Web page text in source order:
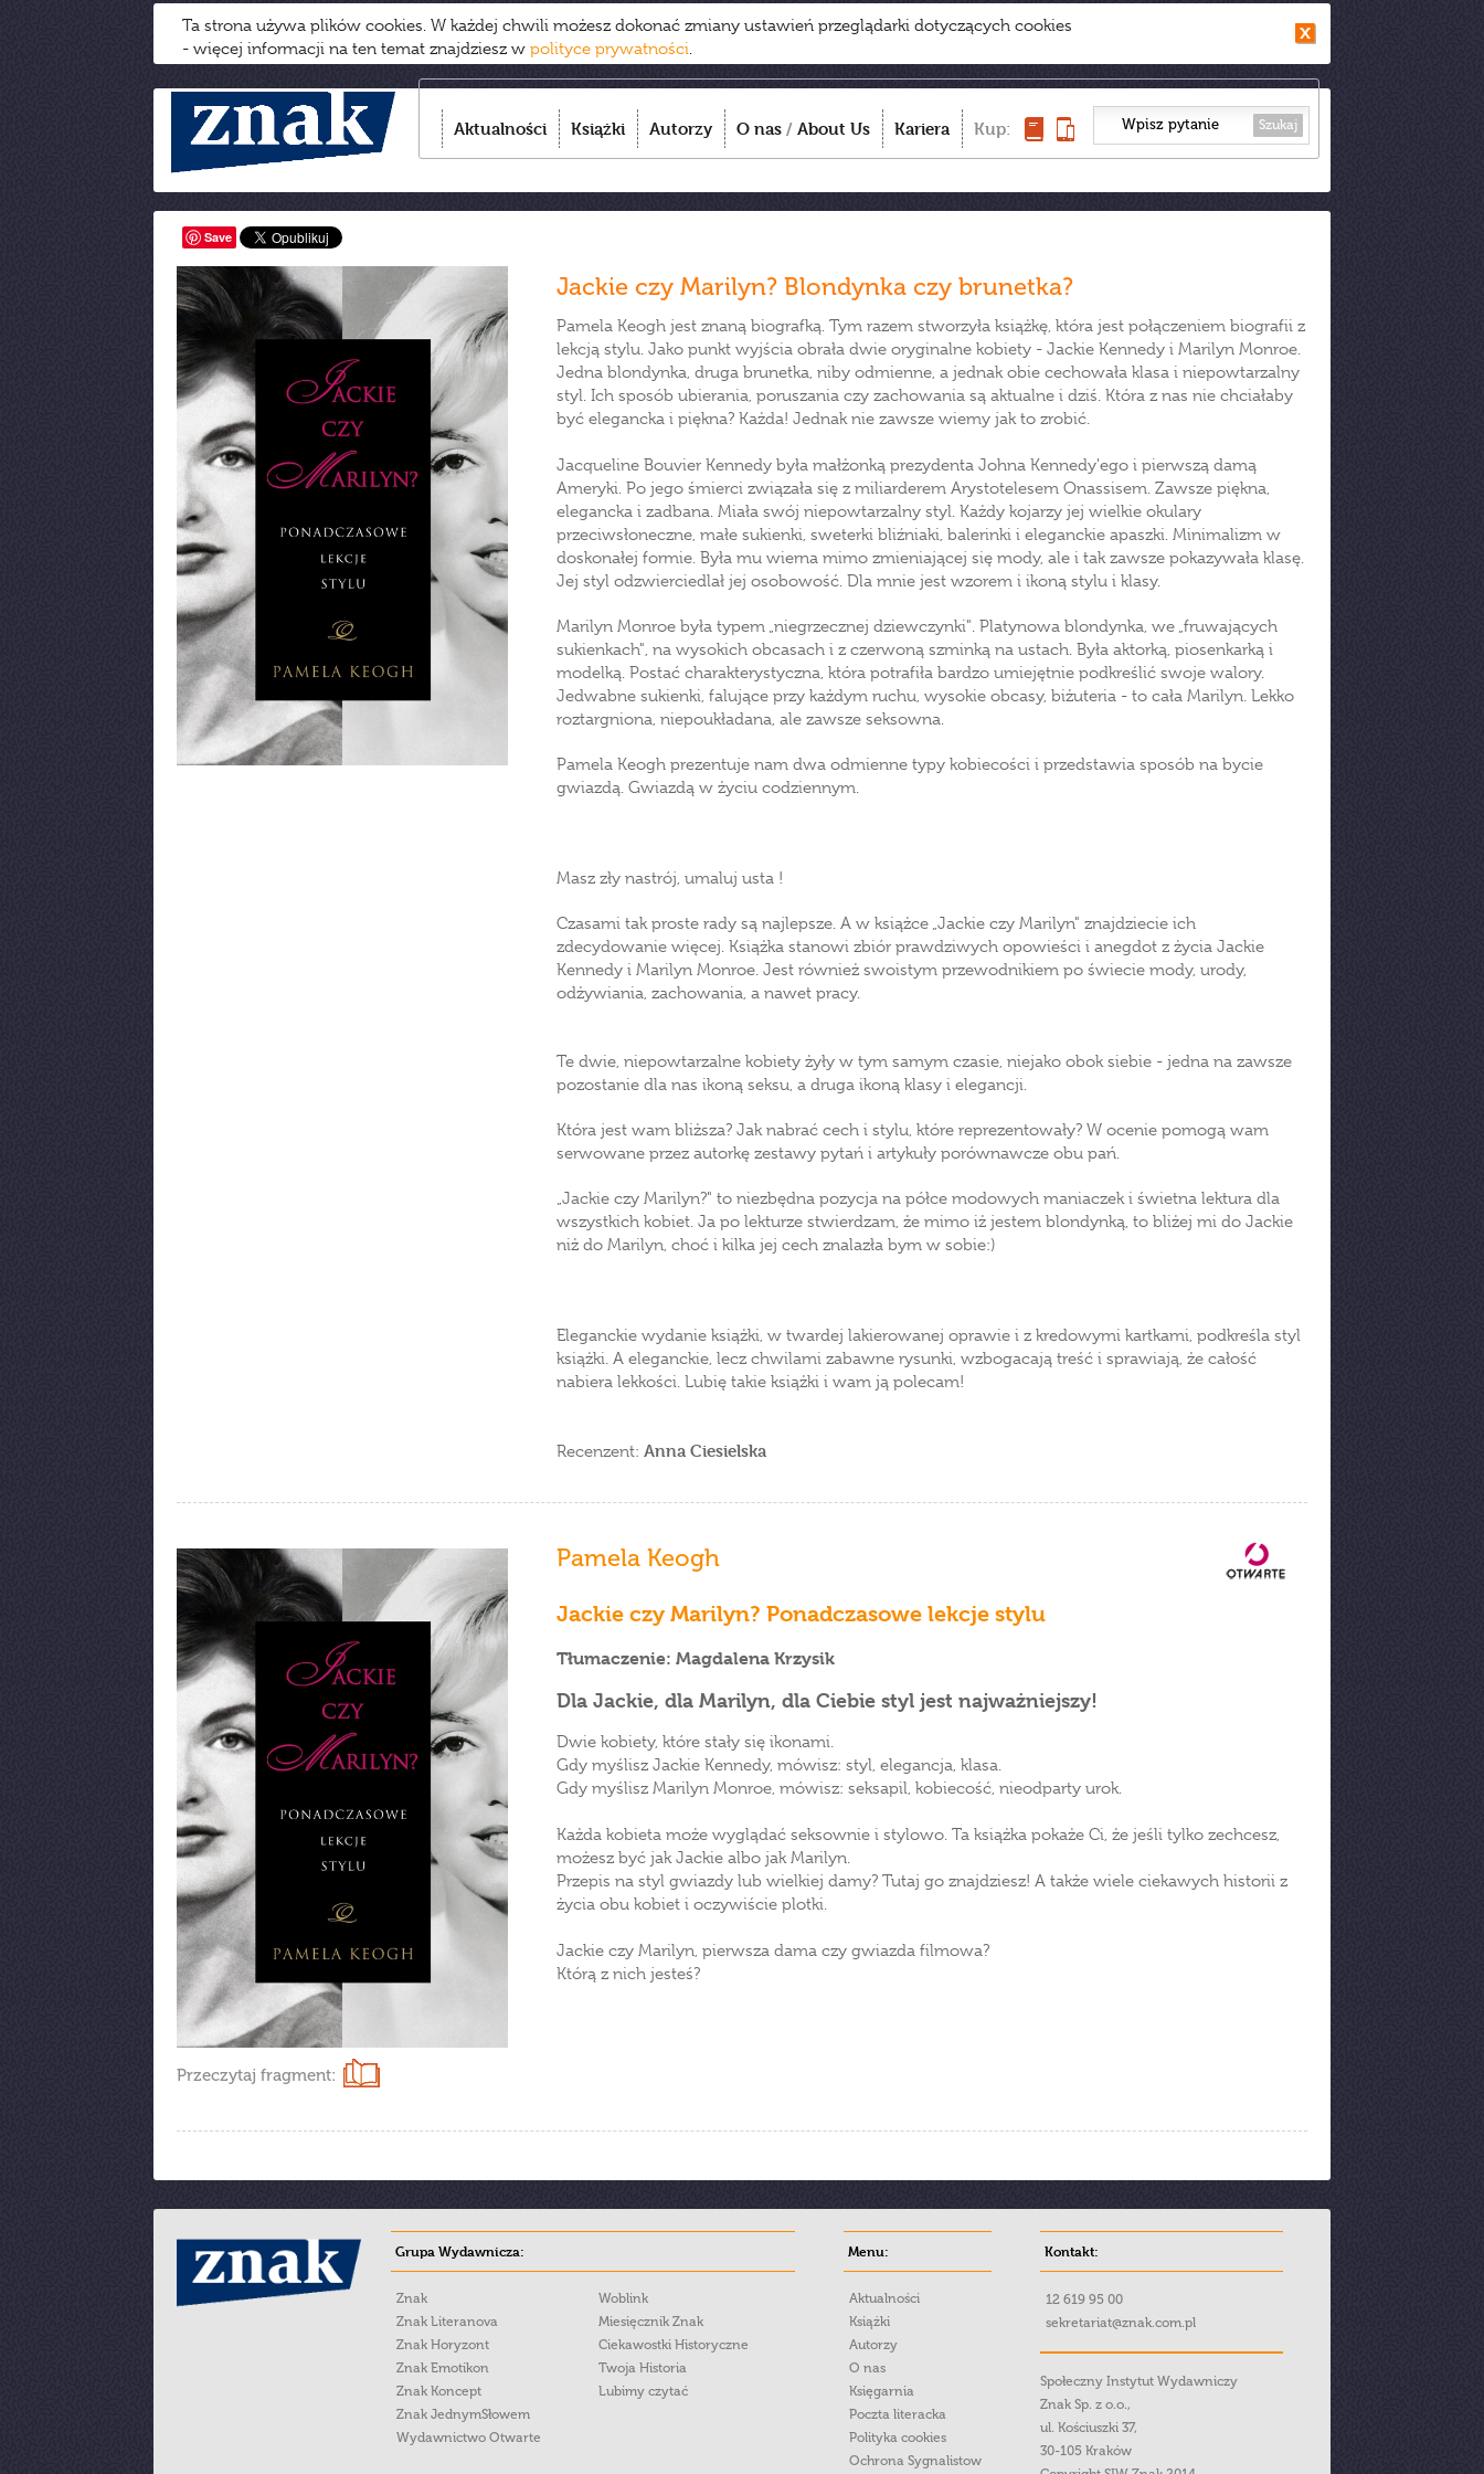
Ta strona używa plików cookies. W każdej chwili możesz dokonać zmiany ustawień przeglądarki dotyczących cookies
- więcej informacji na ten temat znajdziesz w polityce prywatności.
Aktualności Książki Autorzy O nas / About Us Kariera Kup: Szukaj
Save
Jackie czy Marilyn? Blondynka czy brunetka?
Pamela Keogh jest znaną biografką. Tym razem stworzyła książkę, która jest połączeniem biografii z
lekcją stylu. Jako punkt wyjścia obrała dwie oryginalne kobiety - Jackie Kennedy i Marilyn Monroe.
Jedna blondynka, druga brunetka, niby odmienne, a jednak obie cechowała klasa i niepowtarzalny
styl. Ich sposób ubierania, poruszania czy zachowania są aktualne i dziś. Która z nas nie chciałaby
być elegancka i piękna? Każda! Jednak nie zawsze wiemy jak to zrobić.
Jacqueline Bouvier Kennedy była małżonką prezydenta Johna Kennedy'ego i pierwszą damą
Ameryki. Po jego śmierci związała się z miliarderem Arystotelesem Onassisem. Zawsze piękna,
elegancka i zadbana. Miała swój niepowtarzalny styl. Każdy kojarzy jej wielkie okulary
przeciwsłoneczne, małe sukienki, sweterki bliźniaki, balerinki i eleganckie apaszki. Minimalizm w
doskonałej formie. Była mu wierna mimo zmieniającej się mody, ale i tak zawsze pokazywała klasę.
Jej styl odzwierciedlał jej osobowość. Dla mnie jest wzorem i ikoną stylu i klasy.
Marilyn Monroe była typem „niegrzecznej dziewczynki". Platynowa blondynka, we „fruwających
sukienkach", na wysokich obcasach i z czerwoną szminką na ustach. Była aktorką, piosenkarką i
modelką. Postać charakterystyczna, która potrafiła bardzo umiejętnie podkreślić swoje walory.
Jedwabne sukienki, falujące przy każdym ruchu, wysokie obcasy, biżuteria - to cała Marilyn. Lekko
roztargniona, niepoukładana, ale zawsze seksowna.
Pamela Keogh prezentuje nam dwa odmienne typy kobiecości i przedstawia sposób na bycie
gwiazdą. Gwiazdą w życiu codziennym.
Masz zły nastrój, umaluj usta !
Czasami tak proste rady są najlepsze. A w książce „Jackie czy Marilyn" znajdziecie ich
zdecydowanie więcej. Książka stanowi zbiór prawdziwych opowieści i anegdot z życia Jackie
Kennedy i Marilyn Monroe. Jest również swoistym przewodnikiem po świecie mody, urody,
odżywiania, zachowania, a nawet pracy.
Te dwie, niepowtarzalne kobiety żyły w tym samym czasie, niejako obok siebie - jedna na zawsze
pozostanie dla nas ikoną seksu, a druga ikoną klasy i elegancji.
Która jest wam bliższa? Jak nabrać cech i stylu, które reprezentowały? W ocenie pomogą wam
serwowane przez autorkę zestawy pytań i artykuły porównawcze obu pań.
„Jackie czy Marilyn?" to niezbędna pozycja na półce modowych maniaczek i świetna lektura dla
wszystkich kobiet. Ja po lekturze stwierdzam, że mimo iż jestem blondynką, to bliżej mi do Jackie
niż do Marilyn, choć i kilka jej cech znalazła bym w sobie:)
Eleganckie wydanie książki, w twardej lakierowanej oprawie i z kredowymi kartkami, podkreśla styl
książki. A eleganckie, lecz chwilami zabawne rysunki, wzbogacają treść i sprawiają, że całość
nabiera lekkości. Lubię takie książki i wam ją polecam!
Recenzent: Anna Ciesielska
Przeczytaj fragment:
Pamela Keogh
Jackie czy Marilyn? Ponadczasowe lekcje stylu
Tłumaczenie: Magdalena Krzysik
Dla Jackie, dla Marilyn, dla Ciebie styl jest najważniejszy!
Dwie kobiety, które stały się ikonami.
Gdy myślisz Jackie Kennedy, mówisz: styl, elegancja, klasa.
Gdy myślisz Marilyn Monroe, mówisz: seksapil, kobiecość, nieodparty urok.
Każda kobieta może wyglądać seksownie i stylowo. Ta książka pokaże Ci, że jeśli tylko zechcesz,
możesz być jak Jackie albo jak Marilyn.
Przepis na styl gwiazdy lub wielkiej damy? Tutaj go znajdziesz! A także wiele ciekawych historii z
życia obu kobiet i oczywiście plotki.
Jackie czy Marilyn, pierwsza dama czy gwiazda filmowa?
Którą z nich jesteś?
Grupa Wydawnicza:
Znak
Znak Literanova
Znak Horyzont
Znak Emotikon
Znak Koncept
Znak JednymSłowem
Wydawnictwo Otwarte
Woblink
Miesięcznik Znak
Ciekawostki Historyczne
Twoja Historia
Lubimy czytać
Menu:
Aktualności
Książki
Autorzy
O nas
Księgarnia
Poczta literacka
Polityka cookies
Ochrona Sygnalistow
Kontakt:
12 619 95 00
sekretariat@znak.com.pl
Społeczny Instytut Wydawniczy
Znak Sp. z o.o.,
ul. Kościuszki 37,
30-105 Kraków